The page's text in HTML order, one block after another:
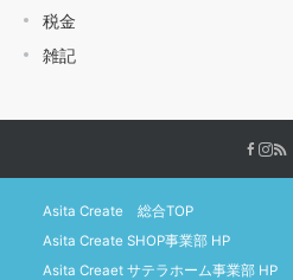
税金
雑記
Asita Create 総合TOP
Asita Create SHOP事業部 HP
Asita Creaet サテラホーム事業部 HP